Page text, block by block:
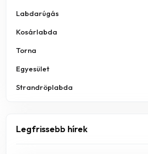
Labdarúgás
Kosárlabda
Torna
Egyesület
Strandröplabda
Legfrissebb hírek